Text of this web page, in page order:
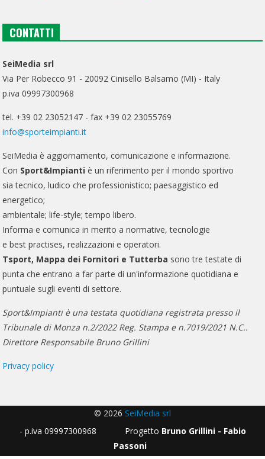
CONTATTI
SeiMedia srl
Via Per Robecco 91 - 20092 Cinisello Balsamo (MI) - Italy
p.iva 09997300968
tel. +39 02 23052147 - fax +39 02 23055769
info@sporteimpianti.it
SeiMedia è aggiornamento, comunicazione e informazione.
Con Sport&Impianti è un riferimento per il mondo sportivo
sia tecnico, ludico che professionistico; paesaggistico ed
energetico;
ambientale; life-style; tempo libero.
Informa e comunica in merito a normative, tecnologie
e best practises, realizzazioni e operatori.
Tsport, Mappa dei Fornitori e Tutterba sono tre testate di
punta che entrano a far parte di un'informazione quotidiana e
puntuale sugli eventi di settore.
Sport&Impianti è una testata quotidiana registrata presso il
Tribunale di Monza n.2/2022 Reg. Stampa e n.7019/2021 N.C..
Direttore Responsabile Bruno Grillini
Privacy policy
© 2026 SeiMedia srl
- p.iva 09997300968 Progetto Bruno Grillini - Fabio
Passoni